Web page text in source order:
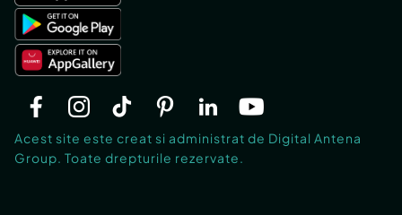
Acest site este creat si administrat de Digital Antena
Group. Toate drepturile rezervate.